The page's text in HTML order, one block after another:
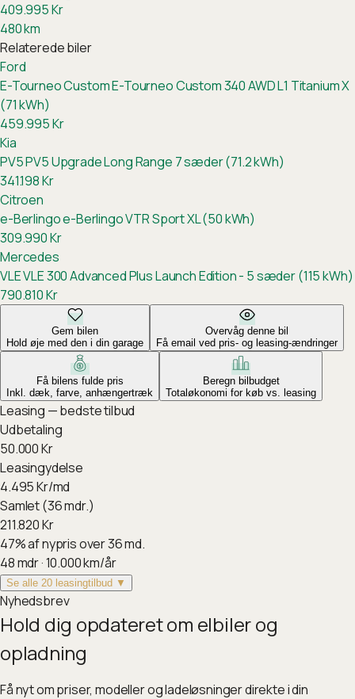
409.995Kr
480km
Relaterede biler
Ford
E-Tourneo CustomE-Tourneo Custom 340 AWD L1 Titanium X
(71 kWh)
459.995Kr
Kia
PV5PV5 Upgrade Long Range 7 sæder (71.2 kWh)
341.198Kr
Citroen
e-Berlingoe-Berlingo VTR Sport XL (50 kWh)
309.990Kr
Mercedes
VLEVLE 300 Advanced Plus Launch Edition - 5 sæder (115 kWh)
790.810Kr
Gem bilen
Hold øje med den i din garage
Overvåg denne bil
Få email ved pris- og leasing-ændringer
Få bilens fulde pris
Inkl. dæk, farve, anhængertræk
Beregn bilbudget
Totaløkonomi for køb vs. leasing
Leasing — bedste tilbud
Udbetaling
50.000Kr
Leasingydelse
4.495Kr/md
Samlet (36 mdr.)
211.820Kr
47%af nypris over 36 md.
48mdr ·10.000km/år
Se alle 20 leasingtilbud ▼
Nyhedsbrev
Hold dig opdateret om elbiler og
opladning
Få nyt om priser, modeller og ladeløsninger direkte i din